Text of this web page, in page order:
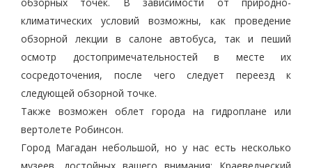
климатических условий возможны, как проведение
обзорной лекции в салоне автобуса, так и пеший
осмотр достопримечательностей в месте их
сосредоточения, после чего следует переезд к
следующей обзорной точке.
Также возможен облет города на гидроплане или
вертолете Робинсон.
Город Магадан небольшой, но у нас есть несколько